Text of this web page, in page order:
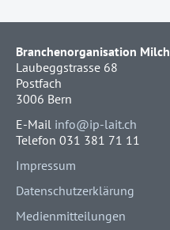
Branchenorganisation Milch
Laubeggstrasse 68
Postfach
3006 Bern
E-Mail info@ip-lait.ch
Telefon 031 381 71 11
Impressum
Datenschutzerklärung
Medienmitteilungen